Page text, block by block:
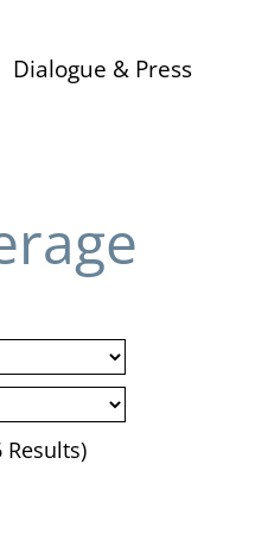
Dialogue & Press
Results)